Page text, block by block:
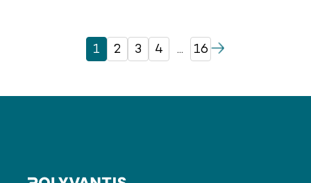
1 2 3 4 ... 16